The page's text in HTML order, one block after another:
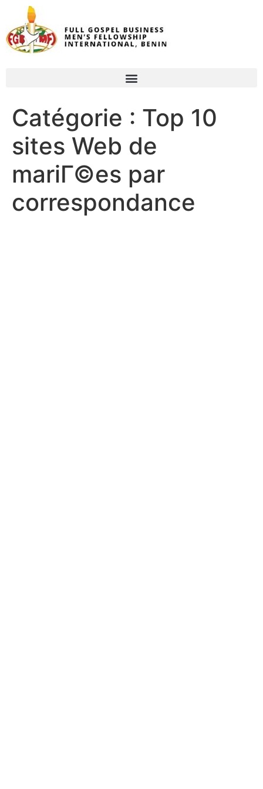
Catégorie : Top 10
sites Web de
mariГ©es par
correspondance